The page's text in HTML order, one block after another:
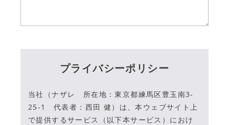
プライバシーポリシー
当社（ナザレ 所在地：東京都練馬区豊玉南3-
25-1 代表者：西田 健）は、本ウェブサイト上
で提供するサービス（以下本サービス）におけ